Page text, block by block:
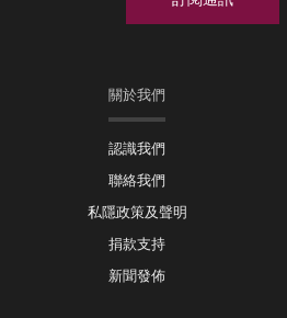
關於我們
認識我們
聯絡我們
私隱政策及聲明
捐款支持
新聞發佈